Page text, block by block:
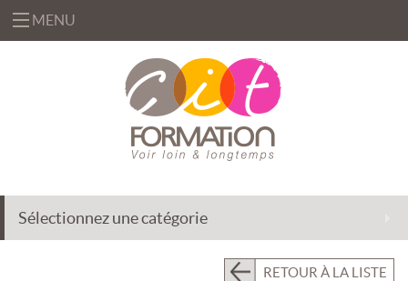
MENU
INFORMATIQUE
MANAGEMENT
&
FORMATION
CENTRE
Sélectionnez une catégorie
RETOUR À LA LISTE